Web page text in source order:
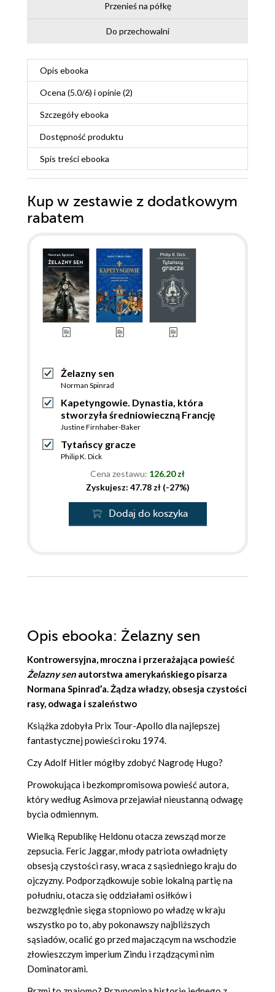
Przenieś na półkę
Do przechowalni
Opis ebooka
Ocena (5.0/6) i opinie (2)
Szczegółyebooka
Dostępność produktu
Spis treściebooka
Kup w zestawie z dodatkowym
rabatem
Żelazny sen
Norman Spinrad
Kapetyngowie. Dynastia, która
stworzyła średniowieczną Francję
Justine Firnhaber-Baker
Tytańscy gracze
Philip K. Dick
Cena zestawu: 126.20 zł
Zyskujesz: 47.78 zł (-27%)
Dodaj do koszyka
Opis ebooka: Żelazny sen
Kontrowersyjna, mroczna i przerażająca powieść
Żelazny sen autorstwa amerykańskiego pisarza
Normana Spinrad’a. Żądza władzy, obsesja czystości
rasy, odwaga i szaleństwo
Książka zdobyła Prix Tour-Apollo dla najlepszej
fantastycznej powieści roku 1974.
Czy Adolf Hitler mógłby zdobyć Nagrodę Hugo?
Prowokująca i bezkompromisowa powieść autora,
który według Asimova przejawiał nieustanną odwagę
bycia odmiennym.
Wielką Republikę Heldonu otacza zewsząd morze
zepsucia. Feric Jaggar, młody patriota owładnięty
obsesją czystości rasy, wraca z sąsiedniego kraju do
ojczyzny. Podporządkowuje sobie lokalną partię na
południu, otacza się oddziałami osiłków i
bezwzględnie sięga stopniowo po władzę w kraju
wszystko po to, aby pokonawszy najbliższych
sąsiadów, ocalić go przed majaczącym na wschodzie
złowieszczym imperium Zindu i rządzącymi nim
Dominatorami.